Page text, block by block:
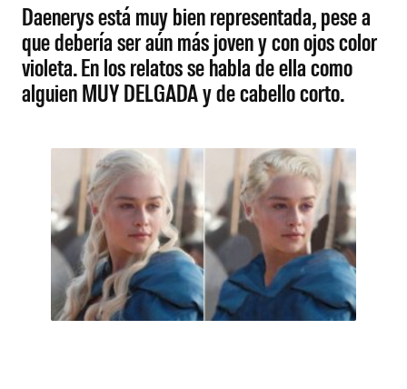
Daenerys está muy bien representada, pese a
que debería ser aún más joven y con ojos color
violeta. En los relatos se habla de ella como
alguien MUY DELGADA y de cabello corto.